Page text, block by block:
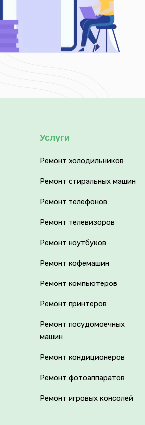
Услуги
Ремонт холодильников
Ремонт стиральных машин
Ремонт телефонов
Ремонт телевизоров
Ремонт ноутбуков
Ремонт кофемашин
Ремонт компьютеров
Ремонт принтеров
Ремонт посудомоечных
машин
Ремонт кондиционеров
Ремонт фотоаппаратов
Ремонт игровых консолей